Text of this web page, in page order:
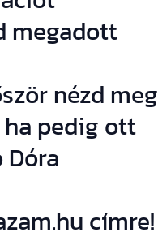
megadott
nézd meg
pedig ott
címre!